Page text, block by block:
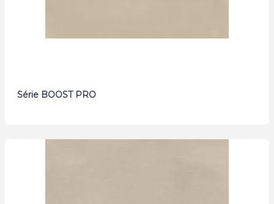
Série BOOST PRO